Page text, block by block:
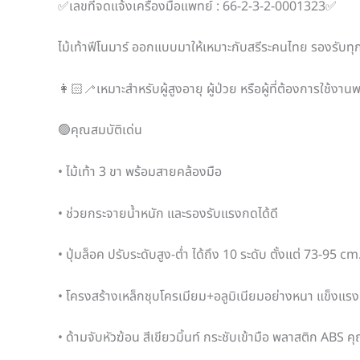
✅เลขที่จดแจ้งเครื่องมือแพทย์ : 66-2-3-2-0001323✅
ไม้เท้าฟีโนมาร์ ออกแบบมาให้เหมาะกับสรีระคนไทย รองรับ
👩🏻‍🦯เหมาะสำหรับผู้สูงอายุ ผู้ป่วย หรือผู้ที่ต้องการใช้งาน
🟢คุณสมบัติเด่น
• ไม้เท้า 3 ขา พร้อมสายคล้องมือ
• ช่วยกระจายน้ำหนัก และรองรับแรงกดได้ดี
• ปุ่มล็อค ปรับระดับสูง-ต่ำ ได้ถึง 10 ระดับ ตั้งแต่ 73-95 cm.
• โครงสร้างเหล็กชุบโครเมียม+อลูมิเนียมอย่างหนา แข็งแร
• ด้ามจับหัวฆ้อน สีเขียวมิ้นท์ กระชับเข้ามือ พลาสติก ABS